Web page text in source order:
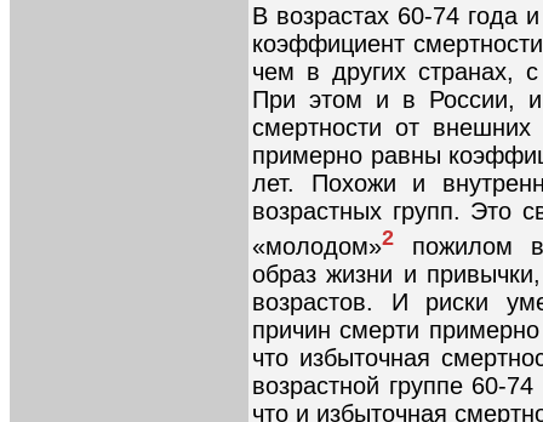
В возрастах 60-74 года
коэффициент
чем в других странах,
При этом и в России, и
смертности от внешних
примерно равны
лет. Похожи и
возрастных групп. Это
«молодом»2 пожилом
образ жизни и
возрастов. И риски
причин смерти
что избыточная
возрастной группе 60-
что и избыточная